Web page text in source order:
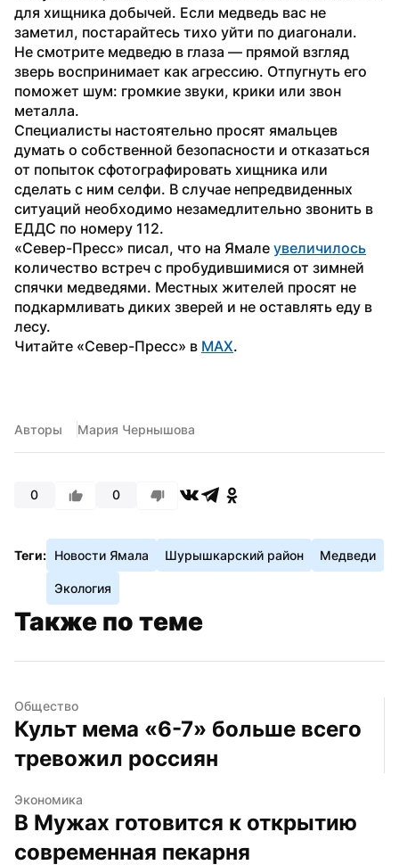
для хищника добычей. Если медведь вас не
заметил, постарайтесь тихо уйти по диагонали.
Не смотрите медведю в глаза — прямой взгляд
зверь воспринимает как агрессию. Отпугнуть его
поможет шум: громкие звуки, крики или звон
металла.
Специалисты настоятельно просят ямальцев
думать о собственной безопасности и отказаться
от попыток сфотографировать хищника или
сделать с ним селфи. В случае непредвиденных
ситуаций необходимо незамедлительно звонить в
ЕДДС по номеру 112.
«Север-Пресс» писал, что на Ямале увеличилось
количество встреч с пробудившимися от зимней
спячки медведями. Местных жителей просят не
подкармливать диких зверей и не оставлять еду в
лесу.
Читайте «Север-Пресс» в MAX.
Авторы Мария Чернышова
0 0
Теги: Новости Ямала Шурышкарский район Медведи
Экология
Также по теме
Общество
Культ мема «6-7» больше всего
тревожил россиян
Экономика
В Мужах готовится к открытию
современная пекарня